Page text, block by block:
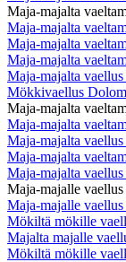
Maja-majalta
Maja-majalta
Maja-majalta
Maja-majalta
Maja-majalta
Mökkivaellus
Maja-majalta
Maja-majalta
Maja-majalta
Maja-majalta
Maja-majalta
Maja-majalle vaellus
Maja-majalle
Mökiltä mökille
Majalta majalle
Mökiltä mökille